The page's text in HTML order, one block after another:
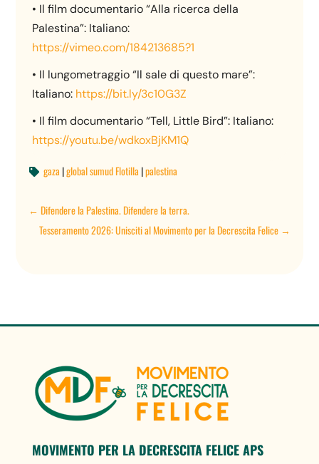
• Il film documentario “Alla ricerca della
Palestina”: Italiano:
https://vimeo.com/184213685?1
• Il lungometraggio “Il sale di questo mare”:
Italiano: https://bit.ly/3c10G3Z
• Il film documentario “Tell, Little Bird”: Italiano:
https://youtu.be/wdkoxBjKM1Q
 gaza|global sumud Flotilla|palestina
←Difendere la Palestina. Difendere la terra.
Tesseramento 2026: Unisciti al Movimento per la Decrescita Felice→
MOVIMENTO PER LA DECRESCITA FELICE APS